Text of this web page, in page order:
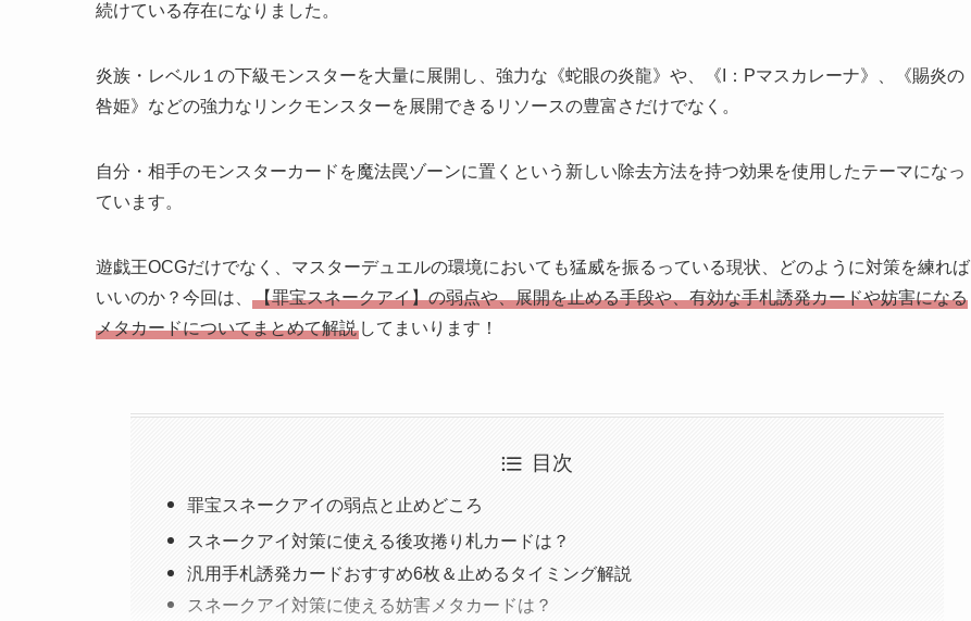
続けている存在になりました。
炎族・レベル１の下級モンスターを大量に展開し、強力な《蛇眼の炎龍》や、《I：Pマスカレーナ》、《賜炎の
咎姫》などの強力なリンクモンスターを展開できるリソースの豊富さだけでなく。
自分・相手のモンスターカードを魔法罠ゾーンに置くという新しい除去方法を持つ効果を使用したテーマになっ
ています。
遊戯王OCGだけでなく、マスターデュエルの環境においても猛威を振るっている現状、どのように対策を練れば
いいのか？今回は、
【罪宝スネークアイ】の弱点や、展開を止める手段や、有効な手札誘発カードや妨害になる
メタカードについてまとめて解説 してまいります！
目次
罪宝スネークアイの弱点と止めどころ
スネークアイ対策に使える後攻捲り札カードは？
汎用手札誘発カードおすすめ6枚＆止めるタイミング解説
スネークアイ対策に使える妨害メタカードは？